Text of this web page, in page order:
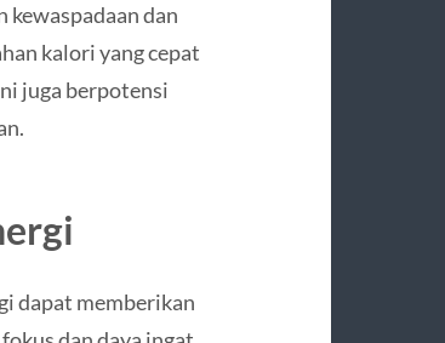
kewaspadaan dan
kalori yang cepat
juga berpotensi
dapat memberikan